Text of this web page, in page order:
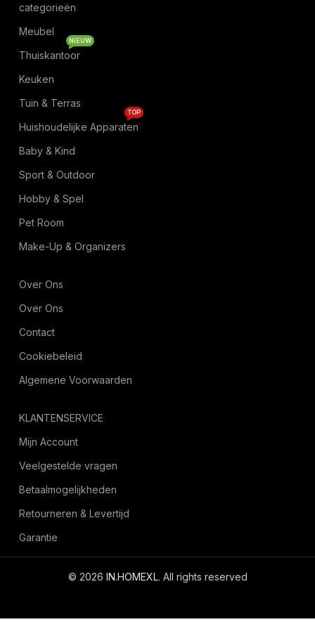
categorieën
Meubel
Thuiskantoor
NIEUW
Keuken
Tuin & Terras
Huishoudelijke Apparaten
TOP
Baby & Kind
Sport & Outdoor
Hobby & Spel
Pet Room
Make-Up & Organizers
Over Ons
Over Ons
Contact
Cookiebeleid
Algemene Voorwaarden
KLANTENSERVICE
Mijn Account
Veelgestelde vragen
Betaalmogelijkheden
Retourneren & Levertijd
Garantie
© 2026 IN.HOMEXL. All rights reserved